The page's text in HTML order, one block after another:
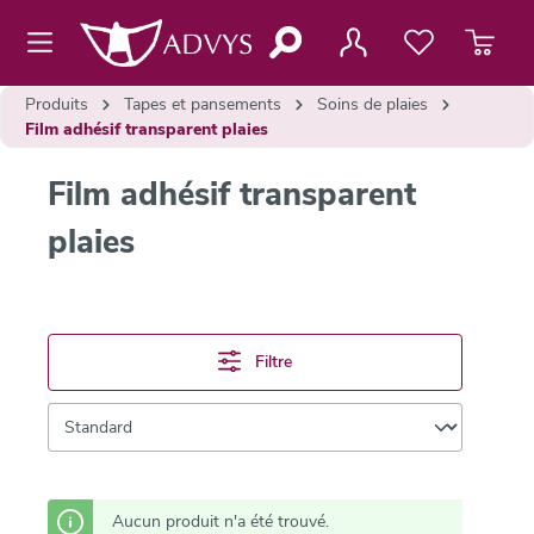
principal
Produits Tapes et pansements
Soins de plaies
Film adhésif transparent plaies
Film adhésif transparent
plaies
Filtre
Aucun produit n'a été trouvé.